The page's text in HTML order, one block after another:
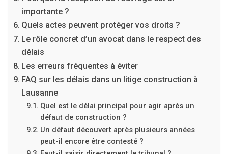
importante ?
Quels actes peuvent protéger vos droits ?
Le rôle concret d’un avocat dans le respect des
délais
Les erreurs fréquentes à éviter
FAQ sur les délais dans un litige construction à
Lausanne
Quel est le délai principal pour agir après un
défaut de construction ?
Un défaut découvert après plusieurs années
peut-il encore être contesté ?